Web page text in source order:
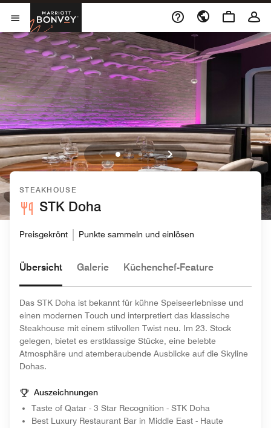
Skip to Content
Menu öffnen
Marriott Bonvoy
STEAKHOUSE
STK Doha
Preisgekrönt Punkte sammeln und einlösen
Übersicht Galerie Küchenchef-Feature
Das STK Doha ist bekannt für kühne Speiseerlebnisse und
einen modernen Touch und interpretiert das klassische
Steakhouse mit einem stilvollen Twist neu. Im 23. Stock
gelegen, bietet es erstklassige Stücke, eine belebte
Atmosphäre und atemberaubende Ausblicke auf die Skyline
Dohas.
Auszeichnungen
Taste of Qatar - 3 Star Recognition - STK Doha
Best Luxury Restaurant Bar in Middle East - Haute